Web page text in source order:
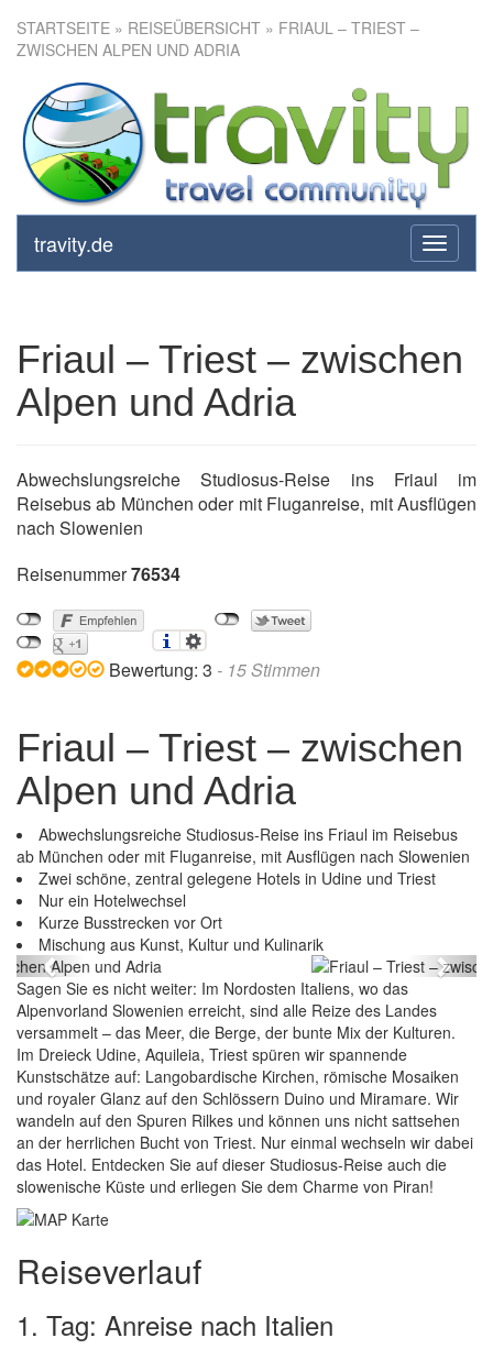
STARTSEITE » REISEÜBERSICHT » FRIAUL – TRIEST –
ZWISCHEN ALPEN UND ADRIA
toggle
travity.de
Friaul – Triest – zwischen
Alpen und Adria
Friaul – Triest – zwischen
Alpen und Adria
Abwechslungsreiche Studiosus-Reise ins Friaul im
Reisebus ab München oder mit Fluganreise, mit Ausflügen
nach Slowenien
Reisenummer76534
Bewertung: 3 - 15Stimmen
Friaul – Triest – zwischen
Alpen und Adria
Abwechslungsreiche Studiosus-Reise ins Friaul im Reisebus
ab München oder mit Fluganreise, mit Ausflügen nach Slowenien
Zwei schöne, zentral gelegene Hotels in Udine und Triest
Nur ein Hotelwechsel
Kurze Busstrecken vor Ort
Mischung aus Kunst, Kultur und Kulinarik
Friaul – Triest – zwischen Alpen und Adria
Previous Next
Sagen Sie es nicht weiter: Im Nordosten Italiens, wo das
Alpenvorland Slowenien erreicht, sind alle Reize des Landes
versammelt – das Meer, die Berge, der bunte Mix der Kulturen.
Im Dreieck Udine, Aquileia, Triest spüren wir spannende
Kunstschätze auf: Langobardische Kirchen, römische Mosaiken
und royaler Glanz auf den Schlössern Duino und Miramare. Wir
wandeln auf den Spuren Rilkes und können uns nicht sattsehen
an der herrlichen Bucht von Triest. Nur einmal wechseln wir dabei
das Hotel. Entdecken Sie auf dieser Studiosus-Reise auch die
slowenische Küste und erliegen Sie dem Charme von Piran!
Reiseverlauf
1. Tag: Anreise nach Italien